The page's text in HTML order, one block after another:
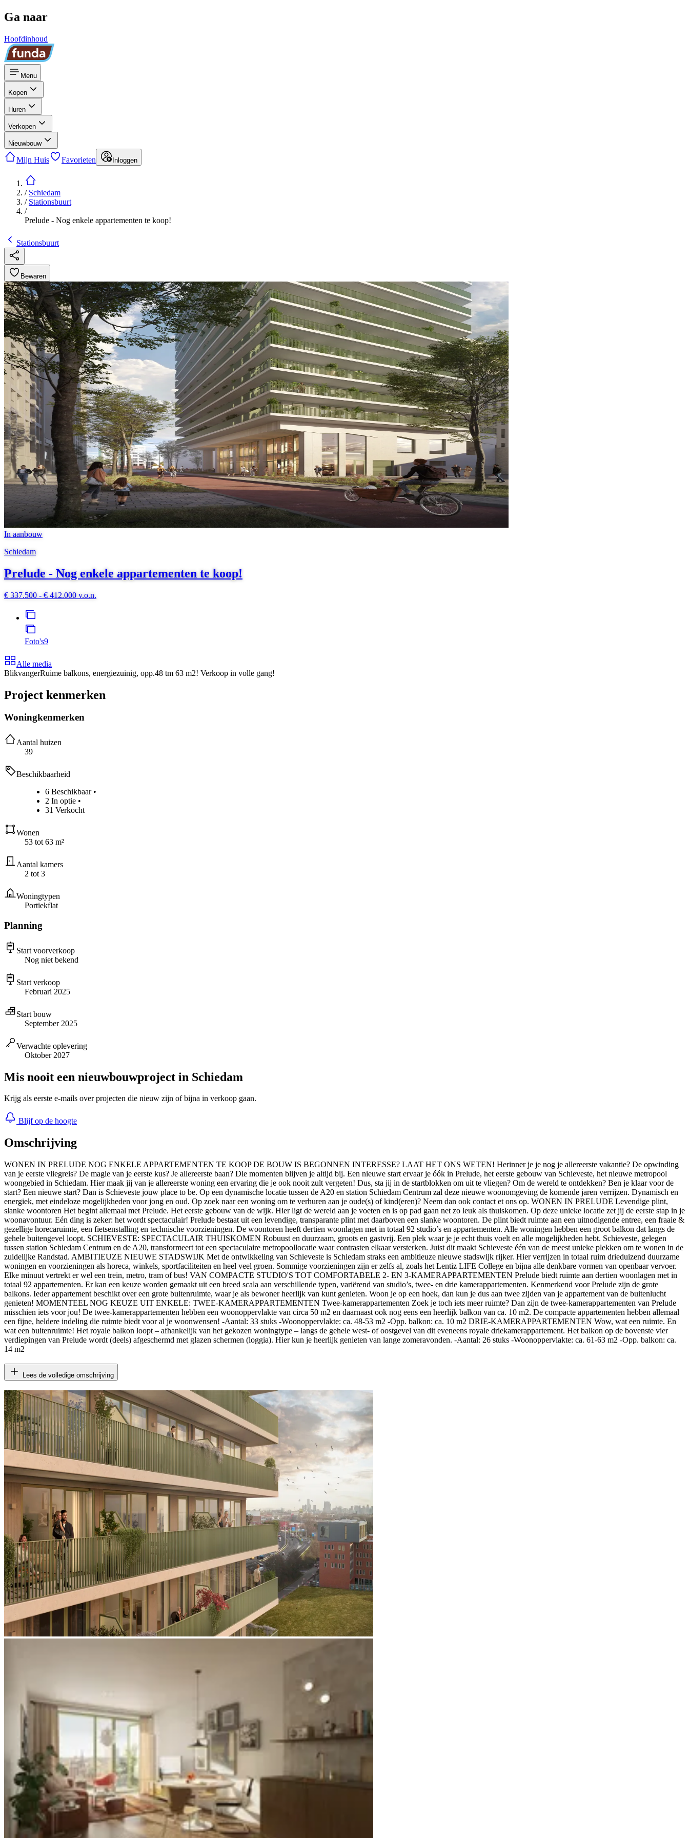
Ga naar
Hoofdinhoud
Menu
Kopen
Huren
Verkopen
Nieuwbouw
Mijn Huis Favorieten Inloggen
/ Schiedam
/ Stationsbuurt
/
Prelude - Nog enkele appartementen te koop!
Stationsbuurt
Bewaren
In aanbouw
Schiedam
Prelude - Nog enkele appartementen te koop!
€ 337.500 - € 412.000 v.o.n.
Foto's9
Alle media
BlikvangerRuime balkons, energiezuinig, opp.48 tm 63 m2! Verkoop in volle gang!
Project kenmerken
Woningkenmerken
Aantal huizen
39
Beschikbaarheid
6 Beschikbaar•
2 In optie •
31 Verkocht
Wonen
53 tot 63 m²
Aantal kamers
2 tot 3
Woningtypen
Portiekflat
Planning
Start voorverkoop
Nog niet bekend
Start verkoop
Februari 2025
Start bouw
September 2025
Verwachte oplevering
Oktober 2027
Mis nooit een nieuwbouwproject in Schiedam
Krijg als eerste e-mails over projecten die nieuw zijn of bijna in verkoop gaan.
Blijf op de hoogte
Omschrijving
WONEN IN PRELUDE NOG ENKELE APPARTEMENTEN TE KOOP DE BOUW IS BEGONNEN INTERESSE? LAAT HET ONS WETEN! Herinner je je nog je allereerste vakantie? De opwinding
van je eerste vliegreis? De magie van je eerste kus? Je allereerste baan? Die momenten blijven je altijd bij. Een nieuwe start ervaar je óók in Prelude, het eerste gebouw van Schieveste, het nieuwe metropool
woongebied in Schiedam. Hier maak jij van je allereerste woning een ervaring die je ook nooit zult vergeten! Dus, sta jij in de startblokken om uit te vliegen? Om de wereld te ontdekken? Ben je klaar voor de
start? Een nieuwe start? Dan is Schieveste jouw place to be. Op een dynamische locatie tussen de A20 en station Schiedam Centrum zal deze nieuwe woonomgeving de komende jaren verrijzen. Dynamisch en
energiek, met eindeloze mogelijkheden voor jong en oud. Op zoek naar een woning om te verhuren aan je oude(s) of kind(eren)? Neem dan ook contact et ons op. WONEN IN PRELUDE Levendige plint,
slanke woontoren Het begint allemaal met Prelude. Het eerste gebouw van de wijk. Hier ligt de wereld aan je voeten en is op pad gaan net zo leuk als thuiskomen. Op deze unieke locatie zet jij de eerste stap in je
woonavontuur. Eén ding is zeker: het wordt spectaculair! Prelude bestaat uit een levendige, transparante plint met daarboven een slanke woontoren. De plint biedt ruimte aan een uitnodigende entree, een fraaie &
gezellige horecaruimte, een fietsenstalling en technische voorzieningen. De woontoren heeft dertien woonlagen met in totaal 92 studio’s en appartementen. Alle woningen hebben een groot balkon dat langs de
gehele buitengevel loopt. SCHIEVESTE: SPECTACULAIR THUISKOMEN Robuust en duurzaam, groots en gastvrij. Een plek waar je je echt thuis voelt en alle mogelijkheden hebt. Schieveste, gelegen
tussen station Schiedam Centrum en de A20, transformeert tot een spectaculaire metropoollocatie waar contrasten elkaar versterken. Juist dit maakt Schieveste één van de meest unieke plekken om te wonen in de
zuidelijke Randstad. AMBITIEUZE NIEUWE STADSWIJK Met de ontwikkeling van Schieveste is Schiedam straks een ambitieuze nieuwe stadswijk rijker. Hier verrijzen in totaal ruim drieduizend duurzame
woningen en voorzieningen als horeca, winkels, sportfaciliteiten en heel veel groen. Sommige voorzieningen zijn er zelfs al, zoals het Lentiz LIFE College en bijna alle denkbare vormen van openbaar vervoer.
Elke minuut vertrekt er wel een trein, metro, tram of bus! VAN COMPACTE STUDIO'S TOT COMFORTABELE 2- EN 3-KAMERAPPARTEMENTEN Prelude biedt ruimte aan dertien woonlagen met in
totaal 92 appartementen. Er kan een keuze worden gemaakt uit een breed scala aan verschillende typen, variërend van studio’s, twee- en drie kamerappartementen. Kenmerkend voor Prelude zijn de grote
balkons. Ieder appartement beschikt over een grote buitenruimte, waar je als bewoner heerlijk van kunt genieten. Woon je op een hoek, dan kun je dus aan twee zijden van je appartement van de buitenlucht
genieten! MOMENTEEL NOG KEUZE UIT ENKELE: TWEE-KAMERAPPARTEMENTEN Twee-kamerappartementen Zoek je toch iets meer ruimte? Dan zijn de twee-kamerappartementen van Prelude
misschien iets voor jou! De twee-kamerappartementen hebben een woonoppervlakte van circa 50 m2 en daarnaast ook nog eens een heerlijk balkon van ca. 10 m2. De compacte appartementen hebben allemaal
een fijne, heldere indeling die ruimte biedt voor al je woonwensen! -Aantal: 33 stuks -Woonoppervlakte: ca. 48-53 m2 -Opp. balkon: ca. 10 m2 DRIE-KAMERAPPARTEMENTEN Wow, wat een ruimte. En
wat een buitenruimte! Het royale balkon loopt – afhankelijk van het gekozen woningtype – langs de gehele west- of oostgevel van dit eveneens royale driekamerappartement. Het balkon op de bovenste vier
verdiepingen van Prelude wordt (deels) afgeschermd met glazen schermen (loggia). Hier kun je heerlijk genieten van lange zomeravonden. -Aantal: 26 stuks -Woonoppervlakte: ca. 61-63 m2 -Opp. balkon: ca.
14 m2
Lees de volledige omschrijving